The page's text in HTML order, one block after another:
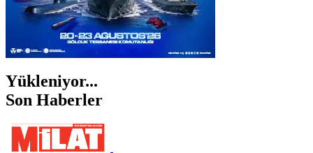
Yükleniyor...
Son Haberler